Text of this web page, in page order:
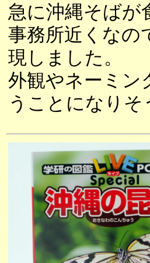
急に沖縄そばが
事務所近くなの
現しました。
外観やネーミン
うことになり